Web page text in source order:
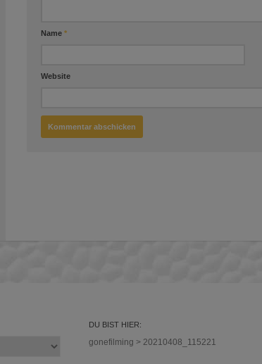
Name *
Website
DU BIST HIER:
gonefilming > 20210408_115221